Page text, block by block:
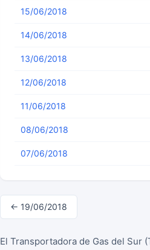
15/06/2018
14/06/2018
13/06/2018
12/06/2018
11/06/2018
08/06/2018
07/06/2018
← 19/06/2018
El Transportadora de Gas del Sur